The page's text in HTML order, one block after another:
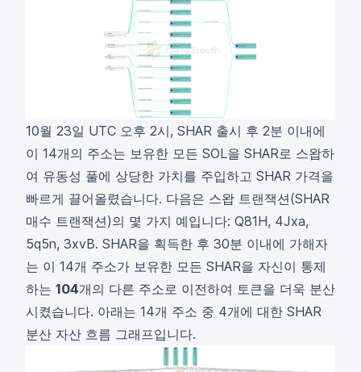
10월 23일 UTC 오후 2시, SHAR 출시 후 2분 이내에
이 14개의 주소는 보유한 모든 SOL을 SHAR로 스왑하
여 유동성 풀에 상당한 가치를 주입하고 SHAR 가격을
빠르게 끌어올렸습니다. 다음은 스왑 트랜잭션(SHAR
매수 트랜잭션)의 몇 가지 예입니다: Q81H, 4Jxa,
5q5n, 3xvB. SHAR을 획득한 후 30분 이내에 가해자
는 이 14개 주소가 보유한 모든 SHAR을 자신이 통제
하는 104개의 다른 주소로 이전하여 토큰을 더욱 분산
시켰습니다. 아래는 14개 주소 중 4개에 대한 SHAR
분산 자산 흐름 그래프입니다.